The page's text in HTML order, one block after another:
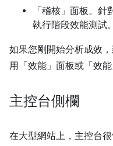
「稽核」 面板。針
執行階段效能測試。
如果您剛開始分析成效，
用「效能」 面板或「效能
主控台側欄
在大型網站上，主控台